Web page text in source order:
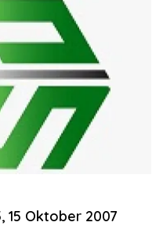
15 Oktober 2007